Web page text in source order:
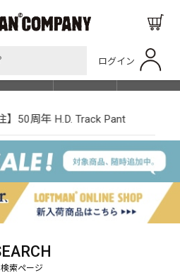
ログイン
SHOP LIST
】50周年 H.D. Track Pant